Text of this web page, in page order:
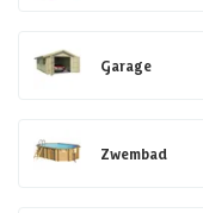
Garage
Zwembad